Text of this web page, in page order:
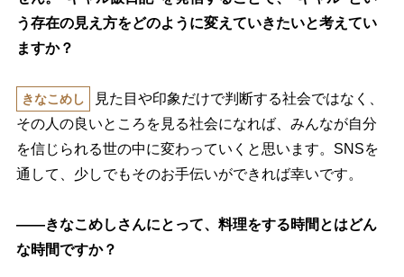
う存在の見え方をどのように変えていきたいと考えてい
ますか？
きなこめし
見た目や印象だけで判断する社会ではなく、
その人の良いところを見る社会になれば、みんなが自分
を信じられる世の中に変わっていくと思います。SNSを
通して、少しでもそのお手伝いができれば幸いです。
――きなこめしさんにとって、料理をする時間とはどん
な時間ですか？